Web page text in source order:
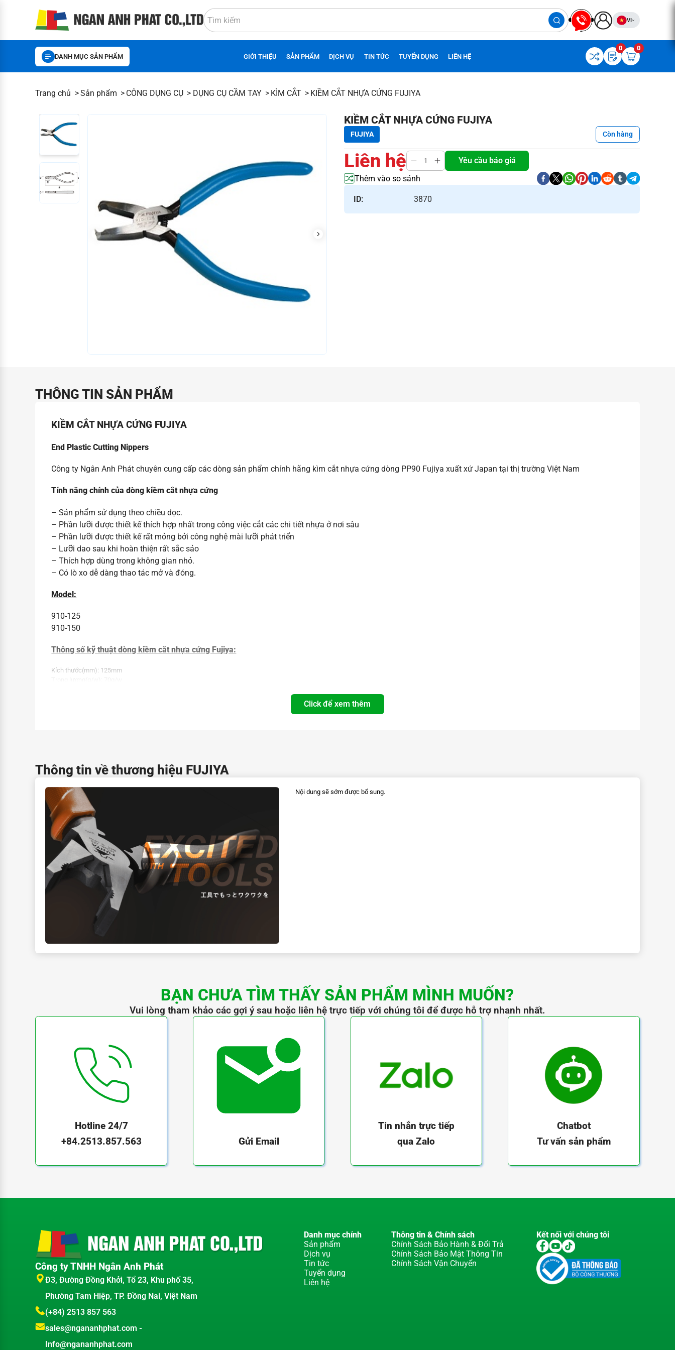
VI
DANH MỤC SẢN PHẨM GIỚI THIỆU SẢN PHẨM DỊCH VỤ TIN TỨC TUYỂN DỤNG LIÊN HỆ
0 0
Trang chủ Sản phẩm CÔNG DỤNG CỤ DỤNG CỤ CẦM TAY KÌM CẮT KIỀM CẮT NHỰA CỨNG FUJIYA
KIỀM CẮT NHỰA CỨNG FUJIYA
FUJIYA Còn hàng
Liên hệ
Yêu cầu báo giá
Thêm vào so sánh
ID: 3870
THÔNG TIN SẢN PHẨM
KIỀM CẮT NHỰA CỨNG FUJIYA
End Plastic Cutting Nippers
Công ty Ngân Anh Phát chuyên cung cấp các dòng sản phẩm chính hãng kìm cắt nhựa cứng dòng PP90 Fujiya xuất xứ Japan tại thị trường Việt Nam
Tính năng chính của dòng kiềm cắt nhựa cứng
– Sản phẩm sử dụng theo chiều dọc.
– Phần lưỡi được thiết kế thích hợp nhất trong công việc cắt các chi tiết nhựa ở nơi sâu
– Phần lưỡi được thiết kế rất mỏng bởi công nghệ mài lưỡi phát triển
– Lưỡi dao sau khi hoàn thiện rất sắc sảo
– Thích hợp dùng trong không gian nhỏ.
– Có lò xo dễ dàng thao tác mở và đóng.
Model:
910-125
910-150
Thông số kỹ thuật dòng kiềm cắt nhựa cứng Fujiya:
Kích thước(mm): 125mm
120mm
b
Click để xem thêm
Thông tin về thương hiệu FUJIYA
Nội dung sẽ sớm được bổ sung.
BẠN CHƯA TÌM THẤY SẢN PHẨM MÌNH MUỐN?
Vui lòng tham khảo các gợi ý sau hoặc liên hệ trực tiếp với chúng tôi để được hỗ trợ nhanh nhất.
Hotline 24/7
+84.2513.857.563
Gửi Email
Tin nhắn trực tiếp
qua Zalo
Chatbot
Tư vấn sản phẩm
Công ty TNHH Ngân Anh Phát
Đ3, Đường Đồng Khởi, Tổ 23, Khu phố 35,
Phường Tam Hiệp, TP. Đồng Nai, Việt Nam
(+84) 2513 857 563
sales@ngananhphat.com -
Info@ngananhphat.com
Danh mục chính
Sản phẩm
Dịch vụ
Tin tức
Tuyển dụng
Liên hệ
Thông tin & Chính sách
Chính Sách Bảo Hành & Đổi Trả
Chính Sách Bảo Mật Thông Tin
Chính Sách Vận Chuyển
Kết nối với chúng tôi